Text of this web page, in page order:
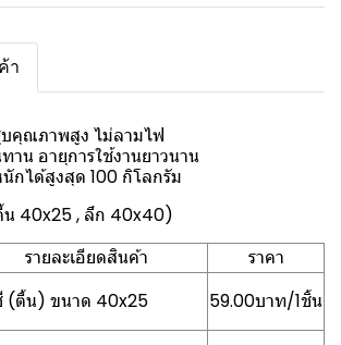
า
คุณภาพสูง ไม่ลามไฟ
าน อายุการใช้งานยาวนาน
กได้สูงสุด 100 กิโลกรัม
น 40x25 , ลึก 40x40)
รายละเอียดสินค้า
ราคา
(ตื้น) ขนาด 40x25
59.00บาท/1ชิ้น